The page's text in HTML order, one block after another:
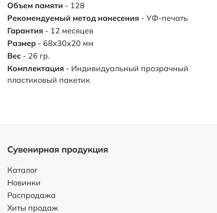
Объем памяти - 128
Рекомендуемый метод нанесения - УФ-печать
Гарантия - 12 месяцев
Размер - 68х30х20 мм
Вес - 26 гр.
Комплектация - Индивидуальный прозрачный
пластиковый пакетик
Сувенирная продукция
Каталог
Новинки
Распродажа
Хиты продаж